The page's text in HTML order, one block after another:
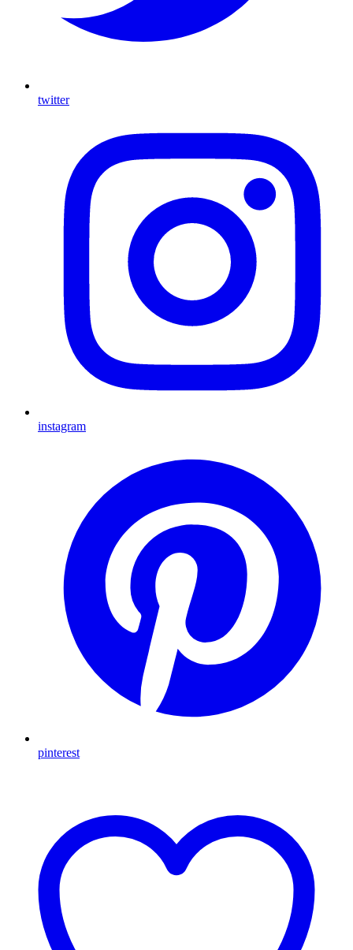
twitter
instagram
pinterest